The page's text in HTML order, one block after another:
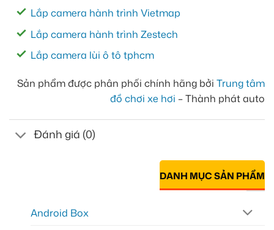
Lắp camera hành trình Vietmap
Lắp camera hành trình Zestech
Lắp camera lùi ô tô tphcm
Sản phẩm được phân phối chính hãng bởi Trung tâm
đồ chơi xe hơi – Thành phát auto
Đánh giá (0)
DANH MỤC SẢN PHẨM
Android Box